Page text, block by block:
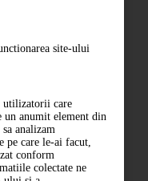
site-ului
utilizatorii care
un anumit element din
analizam
pe care le-ai facut,
conform
colectate ne